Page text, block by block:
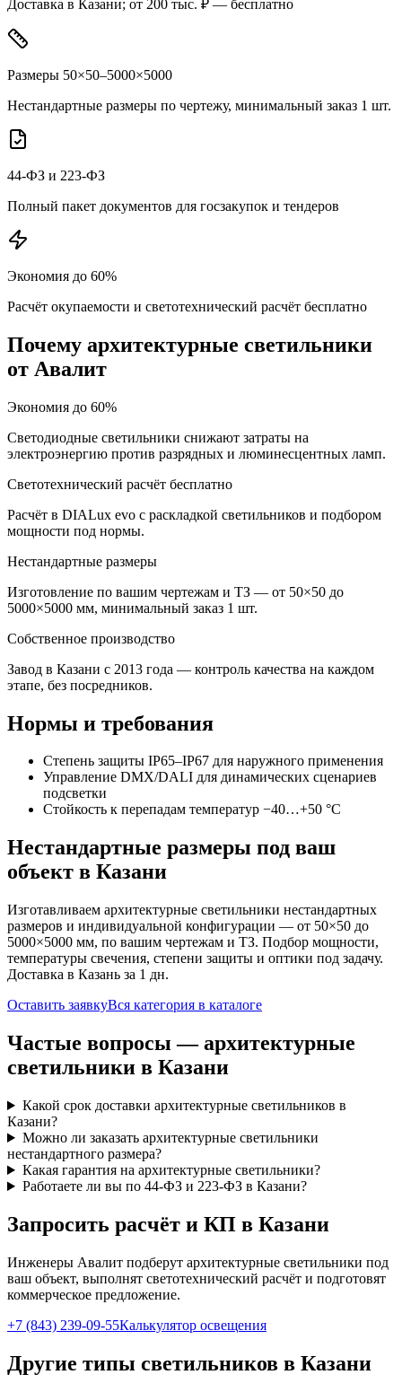
Доставка в Казани; от 200 тыс. ₽ — бесплатно
Размеры 50×50–5000×5000
Нестандартные размеры по чертежу, минимальный заказ 1 шт.
44-ФЗ и 223-ФЗ
Полный пакет документов для госзакупок и тендеров
Экономия до 60%
Расчёт окупаемости и светотехнический расчёт бесплатно
Почему архитектурные светильники
от Авалит
Экономия до 60%
Светодиодные светильники снижают затраты на
электроэнергию против разрядных и люминесцентных ламп.
Светотехнический расчёт бесплатно
Расчёт в DIALux evo с раскладкой светильников и подбором
мощности под нормы.
Нестандартные размеры
Изготовление по вашим чертежам и ТЗ — от 50×50 до
5000×5000 мм, минимальный заказ 1 шт.
Собственное производство
Завод в Казани с 2013 года — контроль качества на каждом
этапе, без посредников.
Нормы и требования
Степень защиты IP65–IP67 для наружного применения
Управление DMX/DALI для динамических сценариев
подсветки
Стойкость к перепадам температур −40…+50 °C
Нестандартные размеры под ваш
объект в Казани
Изготавливаем архитектурные светильники нестандартных
размеров и индивидуальной конфигурации — от 50×50 до
5000×5000 мм, по вашим чертежам и ТЗ. Подбор мощности,
температуры свечения, степени защиты и оптики под задачу.
Доставка в Казань за 1 дн.
Оставить заявкуВся категория в каталоге
Частые вопросы —архитектурные
светильники в Казани
Какой срок доставки архитектурные светильников в
Казани?
Можно ли заказать архитектурные светильники
нестандартного размера?
Какая гарантия на архитектурные светильники?
Работаете ли вы по 44-ФЗ и 223-ФЗ в Казани?
Запросить расчёт и КП в Казани
Инженеры Авалит подберут архитектурные светильники под
ваш объект, выполнят светотехнический расчёт и подготовят
коммерческое предложение.
+7 (843) 239-09-55Калькулятор освещения
Другие типы светильников в Казани